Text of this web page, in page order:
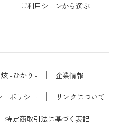
ご利用シーンから選ぶ
-ひかり- 企業情報
ーポリシー リンクについて
特定商取引法に基づく表記